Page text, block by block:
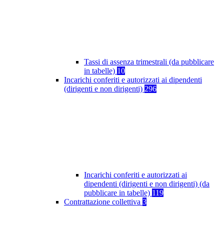
Tassi di assenza trimestrali (da pubblicare
in tabelle) 10
Incarichi conferiti e autorizzati ai dipendenti
(dirigenti e non dirigenti) 296
Incarichi conferiti e autorizzati ai
dipendenti (dirigenti e non dirigenti) (da
pubblicare in tabelle) 119
Contrattazione collettiva 3